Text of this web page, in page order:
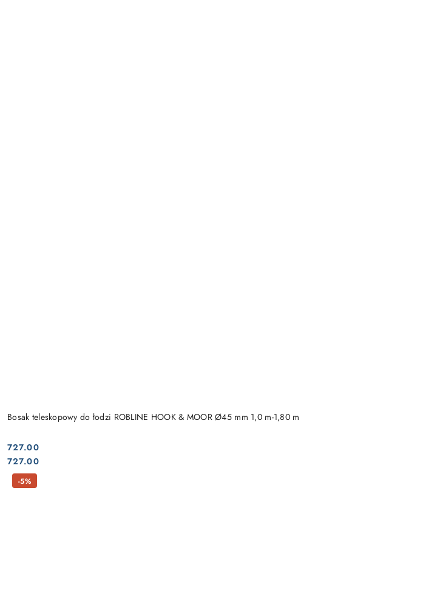
Bosak teleskopowy do łodzi ROBLINE HOOK & MOOR Ø45 mm 1,0 m-1,80 m
Cena:
727.00
Cena:
727.00
-5%